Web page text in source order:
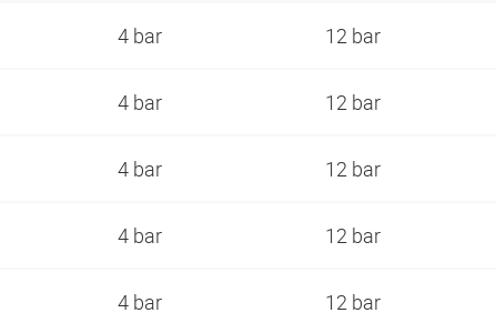
4 bar 12 bar
4 bar 12 bar
4 bar 12 bar
4 bar 12 bar
4 bar 12 bar